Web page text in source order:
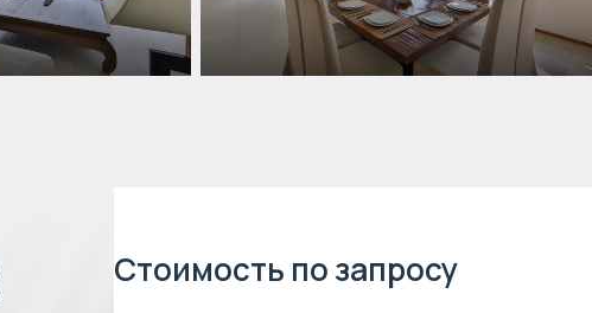
Стоимость по запросу